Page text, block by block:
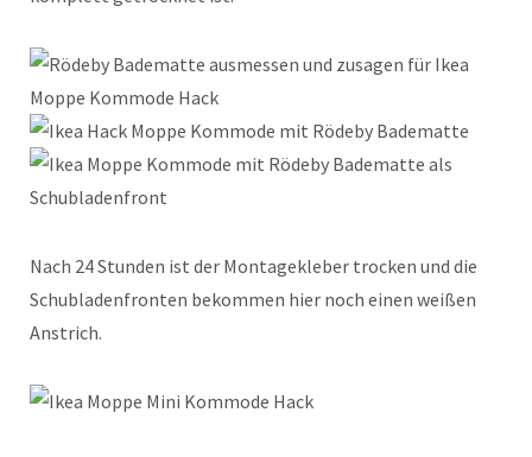
Nach 24 Stunden ist der Montagekleber trocken und die
Schubladenfronten bekommen hier noch einen weißen
Anstrich.